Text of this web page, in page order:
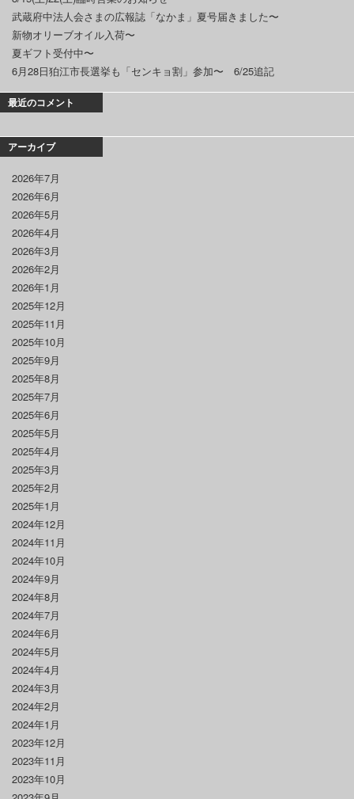
武蔵府中法人会さまの広報誌「なかま」夏号届きました〜
新物オリーブオイル入荷〜
夏ギフト受付中〜
6月28日狛江市長選挙も「センキョ割」参加〜 6/25追記
最近のコメント
アーカイブ
2026年7月
2026年6月
2026年5月
2026年4月
2026年3月
2026年2月
2026年1月
2025年12月
2025年11月
2025年10月
2025年9月
2025年8月
2025年7月
2025年6月
2025年5月
2025年4月
2025年3月
2025年2月
2025年1月
2024年12月
2024年11月
2024年10月
2024年9月
2024年8月
2024年7月
2024年6月
2024年5月
2024年4月
2024年3月
2024年2月
2024年1月
2023年12月
2023年11月
2023年10月